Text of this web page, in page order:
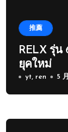
推薦
RELX รุ่น
ยุคใหม่
yt, ren 5